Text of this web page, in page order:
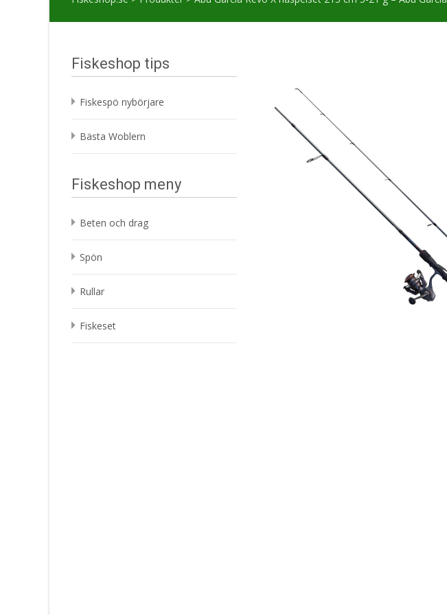
Fiskeshop tips
Fiskespö nybörjare
Bästa Woblern
Fiskeshop meny
Beten och drag
Spön
Rullar
Fiskeset